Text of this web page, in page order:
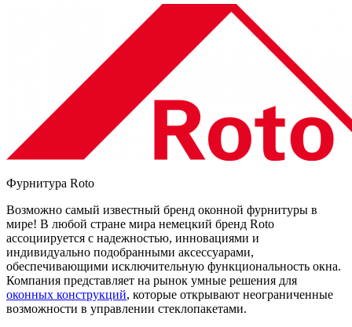
Фурнитура Roto
Возможно самый известный бренд оконной фурнитуры в
мире! В любой стране мира немецкий бренд Roto
ассоциируется с надежностью, инновациями и
индивидуально подобранными аксессуарами,
обеспечивающими исключительную функциональность окна.
Компания представляет на рынок умные решения для
оконных конструкций, которые открывают неограниченные
возможности в управлении стеклопакетами.